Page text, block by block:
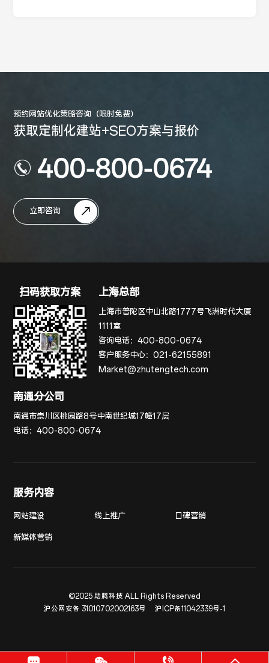
预约网站优化策略咨询（限时免费）
获取定制化建站+SEO方案与报价
400-800-0674
立即咨询
扫码获取方案 上海总部
上海市普陀区中山北路1777号飞洲时代大厦
1111室
咨询电话：400-800-0674
客户服务中心：021-62155891
Market@zhutengtech.com
南通分公司
南通市崇川区桃园路8号中南世纪城17幢17层
电话：400-800-0674
服务内容
网站建设 线上推广 口碑营销
新媒体营销
©2025 助腾科技 ALL Rights Reserved
沪公网安备 31010702002163号
沪ICP备11042339号-1